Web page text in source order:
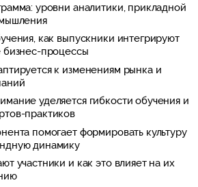
уровни аналитики, прикладной
как выпускники интегрируют
бизнес-процессы
к изменениям рынка и
уделяется гибкости обучения и
практиков
помогает формировать культуру
динамику
участники и как это влияет на их